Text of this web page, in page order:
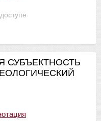
СУБЪЕКТНОСТЬ